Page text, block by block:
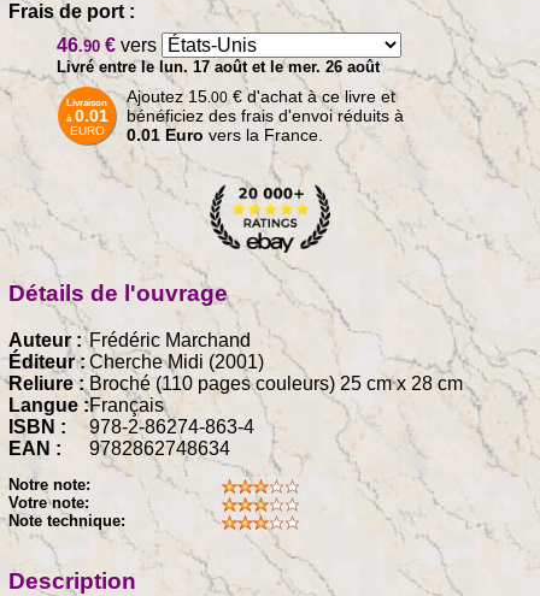
Frais de port :
46.90 € vers
Livré entre le lun. 17 août et le mer. 26 août
Livraison
à 0.01
EURO
Ajoutez 15 .00 €d'achat à ce livre et
bénéficiez des frais d'envoi réduits à
0.01 Euro vers la France.
Détails de l'ouvrage
Auteur : Frédéric Marchand
Éditeur : Cherche Midi (2001)
Reliure : Broché (110 pages couleurs) 25 cm x 28 cm
Langue :Français
ISBN :
978-2-86274-863-4
EAN :
9782862748634
Notre note:
Votre note:
Note technique:
Description